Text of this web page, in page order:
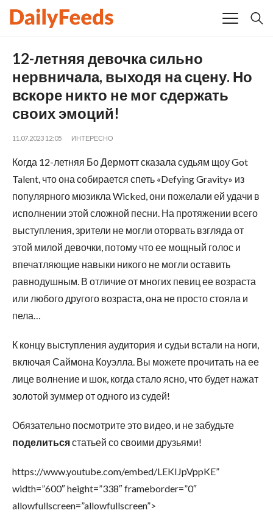
12-летняя девочка сильно
нервничала, выходя на сцену. Но
вскоре никто не мог сдержать
своих эмоций!
11.07.2023 12:05 ИНТЕРЕСНО
Когда 12-летняя Бо Дермотт сказала судьям щоу Got
Talent, что она собирается спеть «Defying Gravity» из
популярного мюзикла Wicked, они пожелали ей удачи в
исполнении этой сложной песни. На протяжении всего
выступления, зрители не могли оторвать взгляда от
этой милой девочки, потому что ее мощный голос и
впечатляющие навыки никого не могли оставить
равнодушным. В отличие от многих певиц ее возраста
или любого другого возраста, она не просто стояла и
пела…
К концу выступления аудитория и судьи встали на ноги,
включая Саймона Коуэлла. Вы можете прочитать на ее
лице волнение и шок, когда стало ясно, что будет нажат
золотой зуммер от одного из судей!
Обязательно посмотрите это видео, и не забудьте
поделитьсястатьей со своими друзьями!
https://www.youtube.com/embed/LEKIJpVppKE”
width=”600″ height=”338″ frameborder=”0″
allowfullscreen=”allowfullscreen”>